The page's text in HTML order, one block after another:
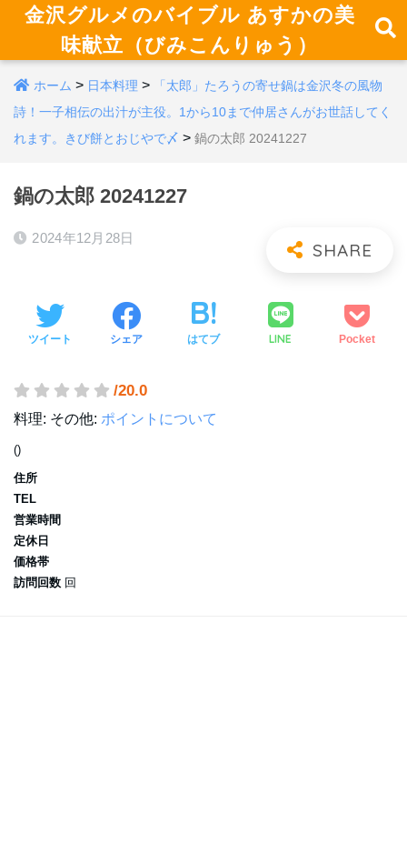
金沢グルメのバイブル あすかの美
味献立（びみこんりゅう）
ホーム > 日本料理 >
「太郎」たろうの寄せ鍋は金沢冬の風物
詩！一子相伝の出汁が主役。1から10まで仲居さんがお世話してく
れます。きび餅とおじやで〆 > 鍋の太郎 20241227
鍋の太郎 20241227
2024年12月28日
ツイート シェア はてブ LINE Pocket
/20.0
料理: その他: ポイントについて
()
住所
TEL
営業時間
定休日
価格帯
訪問回数 回